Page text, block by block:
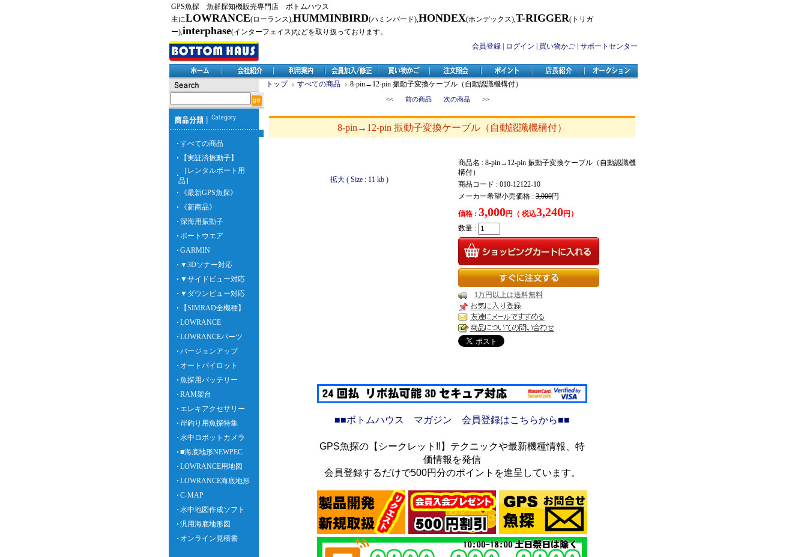
GPS魚探 魚群探知機販売専門店 ボトムハウス
主にLOWRANCE(ローランス),HUMMINBIRD(ハミンバード),HONDEX(ホンデックス),T-RIGGER(トリガ
ー),interphase(インターフェイス)などを取り扱っております。
会員登録
ログイン 買い物かご サポートセンター
すべての商品
【実証済振動子】
［レンタルボート用
品］
《最新GPS魚探》
《新商品》
深海用振動子
ボートウエア
GARMIN
▼3Dソナー対応
▼サイドビュー対応
▼ダウンビュー対応
【SIMRAD全機種】
LOWRANCE
LOWRANCEパーツ
バージョンアップ
オートパイロット
魚探用バッテリー
RAM架台
エレキアクセサリー
岸釣り用魚探特集
水中ロボットカメラ
■海底地形NEWPEC
LOWRANCE用地図
LOWRANCE海底地形
C-MAP
水中地図作成ソフト
汎用海底地形図
オンライン見積書
トップ すべての商品 8-pin→12-pin 振動子変換ケーブル（自動認識機構付）
<< 前の商品 次の商品 >>
8-pin→12-pin 振動子変換ケーブル（自動認識機構付）
拡大 ( Size : 11 kb )
商品名 : 8-pin→12-pin 振動子変換ケーブル（自動認識機
構付）
商品コード : 010-12122-10
メーカー希望小売価格 : 3,000円
価格 : 3,000円（ 税込3,240円）
数量 :
1万円以上は送料無料
■■ボトムハウス マガジン 会員登録はこちらから■■
GPS魚探の【シークレット!!】テクニックや最新機種情報、特
価情報を発信
会員登録するだけで500円分のポイントを進呈しています。